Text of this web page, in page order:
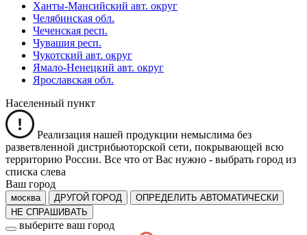
Ханты-Мансийский авт. округ
Челябинская обл.
Чеченская респ.
Чувашия респ.
Чукотский авт. округ
Ямало-Ненецкий авт. округ
Ярославская обл.
Населенный пункт
Реализация нашей продукции немыслима без
разветвленной дистрибьюторской сети, покрывающей всю
территорию России. Все что от Вас нужно - выбрать город из
списка слева
Ваш город
москва ДРУГОЙ ГОРОД
ОПРЕДЕЛИТЬ АВТОМАТИЧЕСКИ
НЕ СПРАШИВАТЬ
выберите ваш город